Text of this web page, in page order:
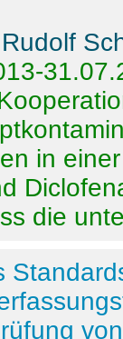
in
die